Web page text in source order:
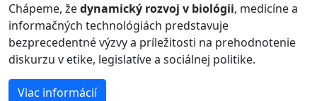
Chápeme, žedynamický rozvoj v biológii, medicíne a
informačných technológiách predstavuje
bezprecedentné výzvy a príležitosti na prehodnotenie
diskurzu v etike, legislatíve a sociálnej politike.
Viac informácií